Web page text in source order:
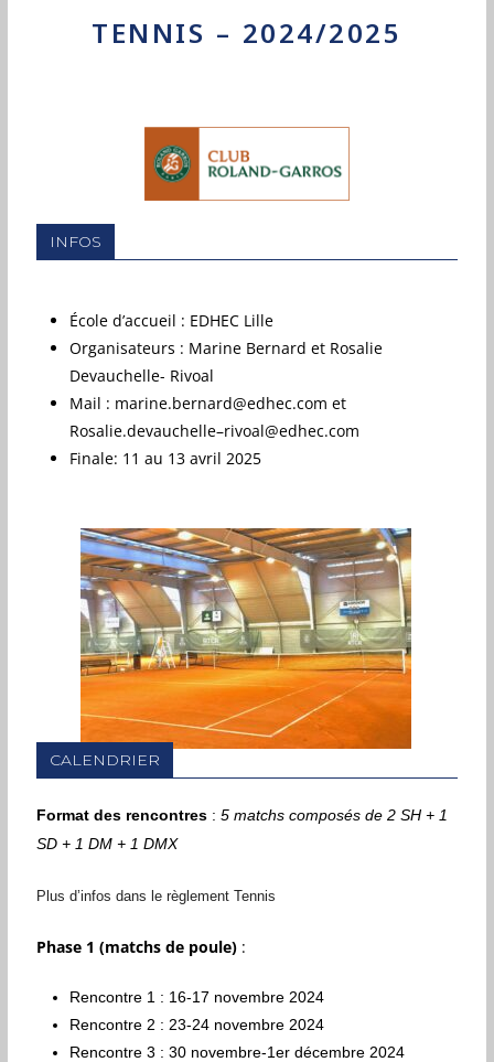
TENNIS – 2024/2025
INFOS
École d’accueil : EDHEC Lille
Organisateurs : Marine Bernard et Rosalie
Devauchelle- Rivoal
Mail : marine.bernard@edhec.com et
Rosalie.devauchelle–rivoal@edhec.com
Finale: 11 au 13 avril 2025
CALENDRIER
Format des rencontres: 5 matchs composés de 2 SH + 1
SD + 1 DM + 1 DMX
Plus d’infos dans le règlement Tennis
Phase 1 (matchs de poule) :
Rencontre 1 : 16-17 novembre 2024
Rencontre 2 : 23-24 novembre 2024
Rencontre 3 : 30 novembre-1er décembre 2024